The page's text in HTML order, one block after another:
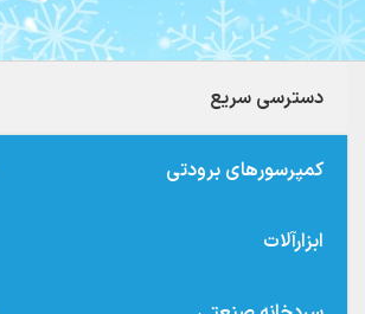
دسترسی سریع
کمپرسورهای برودتی
ابزارآلات